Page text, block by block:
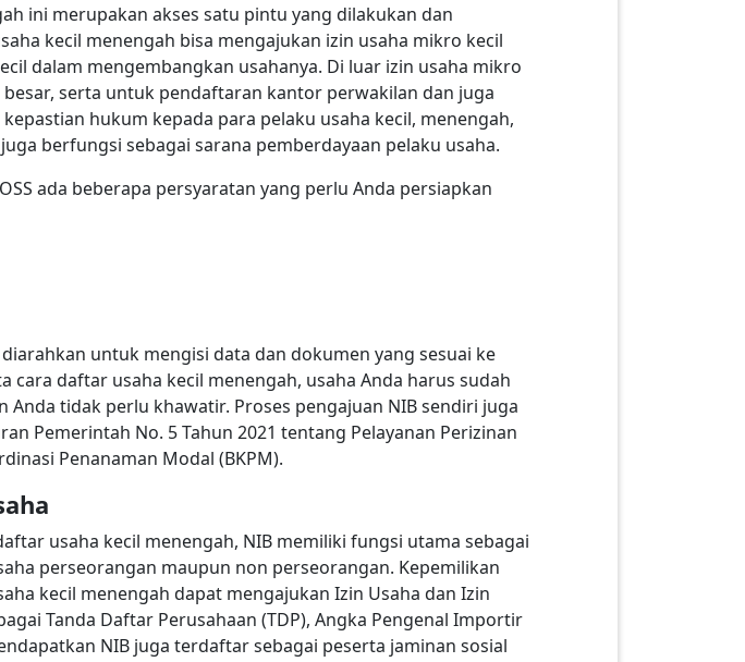
ini merupakan akses satu pintu yang dilakukan dan
kecil menengah bisa mengajukan izin usaha mikro kecil
dalam mengembangkan usahanya. Di luar izin usaha mikro
serta untuk pendaftaran kantor perwakilan dan juga
hukum kepada para pelaku usaha kecil, menengah,
berfungsi sebagai sarana pemberdayaan pelaku usaha.
ada beberapa persyaratan yang perlu Anda persiapkan
untuk mengisi data dan dokumen yang sesuai ke
cara daftar usaha kecil menengah, usaha Anda harus sudah
tidak perlu khawatir. Proses pengajuan NIB sendiri juga
Pemerintah No. 5 Tahun 2021 tentang Pelayanan Perizinan
Penanaman Modal (BKPM).
usaha kecil menengah, NIB memiliki fungsi utama sebagai
perseorangan maupun non perseorangan. Kepemilikan
kecil menengah dapat mengajukan Izin Usaha dan Izin
Tanda Daftar Perusahaan (TDP), Angka Pengenal Importir
NIB juga terdaftar sebagai peserta jaminan sosial